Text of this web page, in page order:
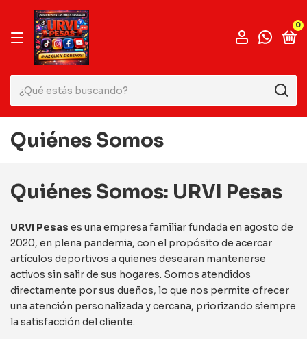
0
Quiénes Somos
Quiénes Somos: URVI Pesas
URVI Pesas es una empresa familiar fundada en agosto de
2020, en plena pandemia, con el propósito de acercar
artículos deportivos a quienes desearan mantenerse
activos sin salir de sus hogares. Somos atendidos
directamente por sus dueños, lo que nos permite ofrecer
una atención personalizada y cercana, priorizando siempre
la satisfacción del cliente.